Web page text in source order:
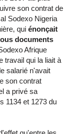
son contrat de
Sodexo Nigeria
qui énonçait
documents
Afrique
travail qui la liait à
salarié n'avait
son contrat
a privé sa
1134 et 1273 du